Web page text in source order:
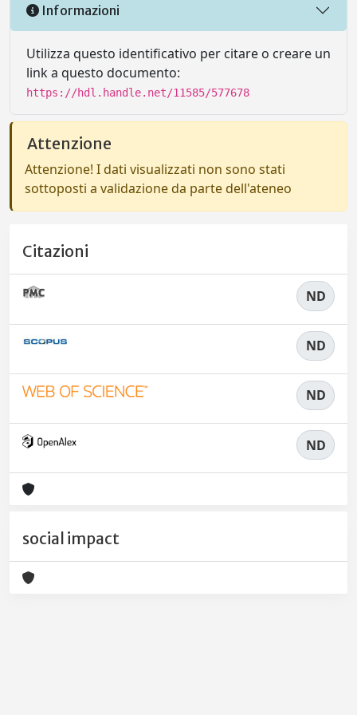
Informazioni
Utilizza questo identificativo per citare o creare un
link a questo documento:
https://hdl.handle.net/11585/577678
Attenzione
Attenzione! I dati visualizzati non sono stati
sottoposti a validazione da parte dell'ateneo
Citazioni
ND
ND
ND
ND
social impact